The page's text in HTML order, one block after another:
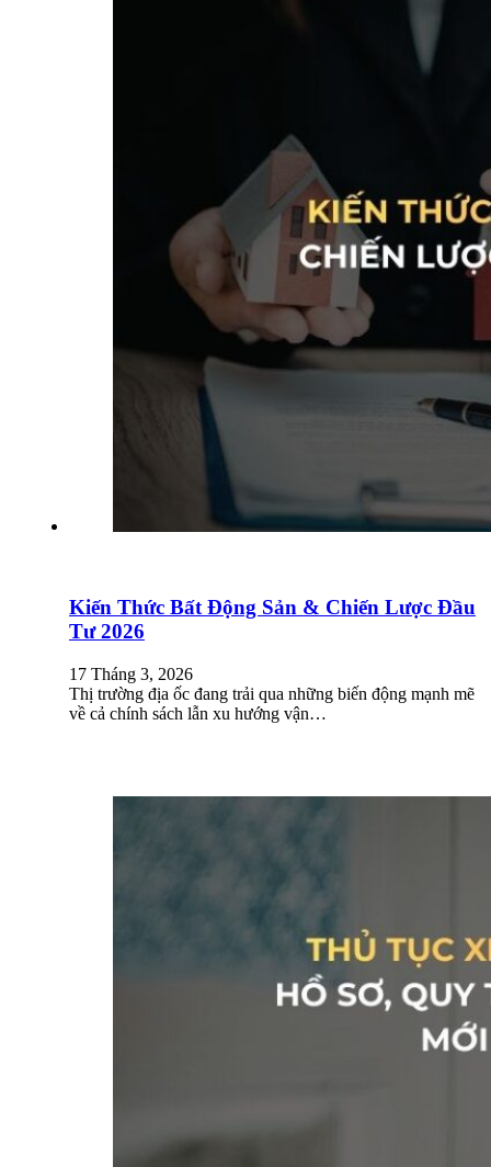
Kiến Thức Bất Động Sản & Chiến Lược Đầu
Tư 2026
17 Tháng 3, 2026
Thị trường địa ốc đang trải qua những biến động mạnh mẽ
về cả chính sách lẫn xu hướng vận…